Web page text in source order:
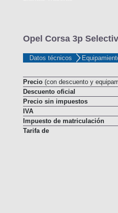
Opel Corsa 3p
Precio(con descuento y
Descuento oficial
Precio sin impuestos
IVA
Impuesto de matriculación